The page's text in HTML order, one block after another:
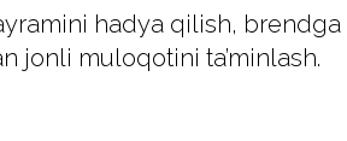
hadya qilish, brendga
jonli muloqotini ta’minlash.